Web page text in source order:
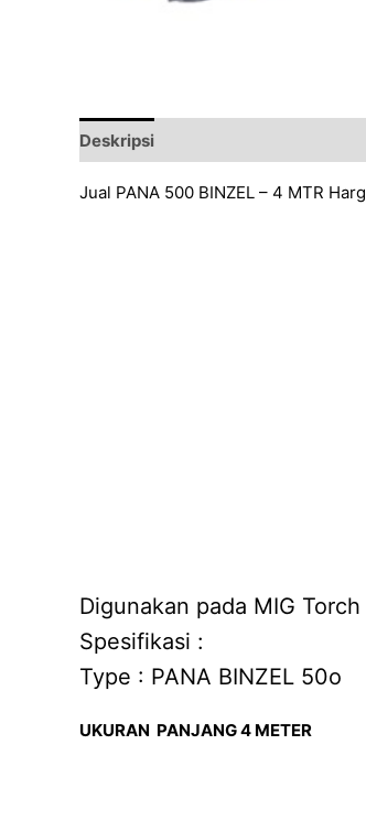
Deskripsi
Jual PANA 500 BINZEL – 4 MTR
Digunakan pada MIG
Spesifikasi :
Type : PANA BINZEL 50o
UKURAN PANJANG 4 METER